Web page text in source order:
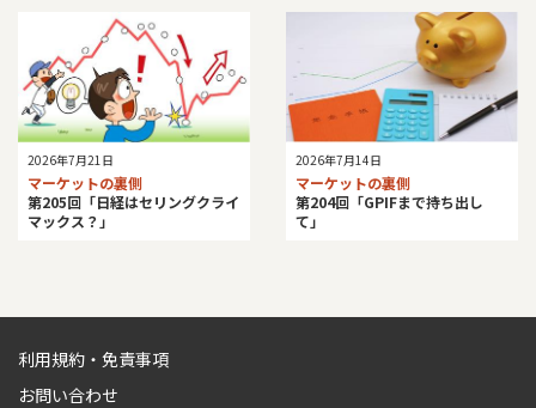
2026年7月21日
マーケットの裏側
第205回「日経はセリングクライ
マックス？」
2026年7月14日
マーケットの裏側
第204回「GPIFまで持ち出し
て」
利用規約・免責事項
お問い合わせ